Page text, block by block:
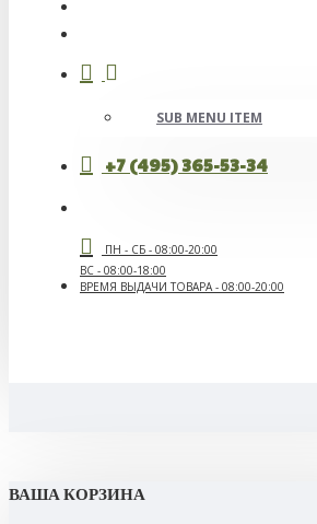
SUB MENU ITEM
+7 (495) 365-53-34
ПН - СБ - 08:00-20:00
ВС - 08:00-18:00
ВРЕМЯ ВЫДАЧИ ТОВАРА - 08:00-20:00
ВАША КОРЗИНА